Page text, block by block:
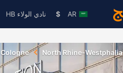
AR
$ نادي الولاء HB
North Rhine-Westphalia
Cologne